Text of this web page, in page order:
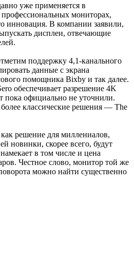
уже применяется в
мониторах,
инновация. В компании заявили,
дисплеи, отвечающие
поддержку 4,1-канального
данные с экрана
помощника Bixby и так далее.
обеспечивает разрешение 4K
пока официально не уточнили.
классические решения — The
решение для миллениалов,
новинки, скорее всего, будут
в том числе и цена
Честное слово, монитор той же
можно найти существенно